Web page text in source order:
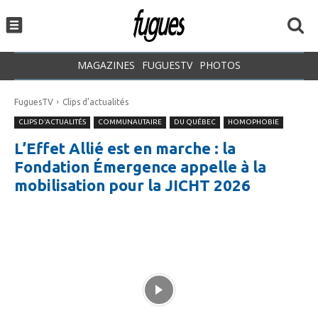
MAGAZINES FUGUESTV PHOTOS
FuguesTV Clips d'actualités
CLIPS D'ACTUALITÉS COMMUNAUTAIRE DU QUÉBEC HOMOPHOBIE
L’Effet Allié est en marche : la
Fondation Émergence appelle à la
mobilisation pour la JICHT 2026